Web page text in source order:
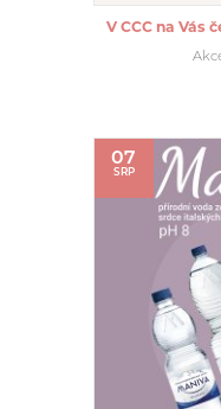
V CCC na Vás
07
SRP